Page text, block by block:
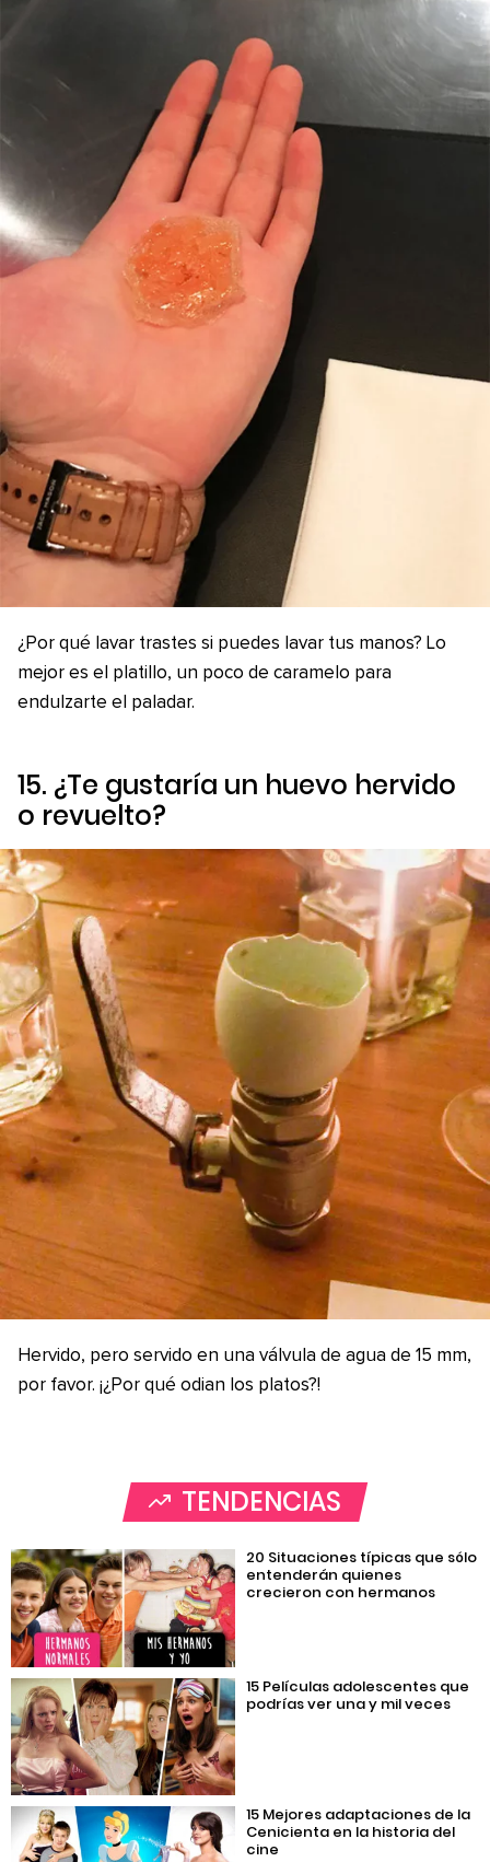
¿Por qué lavar trastes si puedes lavar tus manos? Lo
mejor es el platillo, un poco de caramelo para
endulzarte el paladar.
15. ¿Te gustaría un huevo hervido
o revuelto?
Hervido, pero servido en una válvula de agua de 15 mm,
por favor. ¡¿Por qué odian los platos?!
TENDENCIAS
20 Situaciones típicas que sólo
entenderán quienes
crecieron con hermanos
15 Películas adolescentes que
podrías ver una y mil veces
15 Mejores adaptaciones de la
Cenicienta en la historia del
cine